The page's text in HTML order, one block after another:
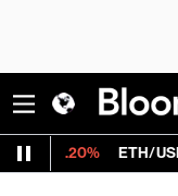
ETH/USD 1,905.308